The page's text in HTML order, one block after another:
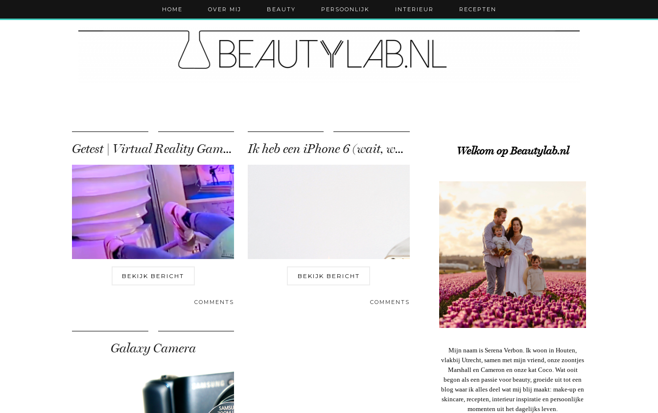
HOME OVER MIJ BEAUTY PERSOONLIJK INTERIEUR RECEPTEN
Getest | Virtual Reality Gaming Chair
BEKIJK BERICHT
COMMENTS
Ik heb een iPhone 6 (wait, whut?!)
BEKIJK BERICHT
COMMENTS
Galaxy Camera
Welkom op Beautylab.nl
Mijn naam is Serena Verbon. Ik woon in Houten,
vlakbij Utrecht, samen met mijn vriend, onze zoontjes
Marshall en Cameron en onze kat Coco. Wat ooit
begon als een passie voor beauty, groeide uit tot een
blog waar ik alles deel wat mij blij maakt: make-up en
skincare, recepten, interieur inspiratie en persoonlijke
momenten uit het dagelijks leven.